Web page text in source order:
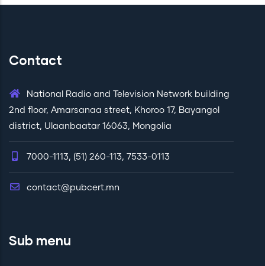
Contact
National Radio and Television Network building
2nd floor, Amarsanaa street, Khoroo 17, Bayangol
district, Ulaanbaatar 16063, Mongolia
7000-1113, (51) 260-113, 7533-0113
contact@pubcert.mn
Sub menu